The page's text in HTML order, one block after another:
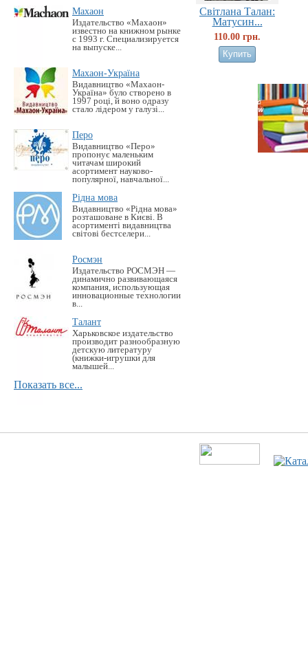
Махаон
Издательство «Махаон»
известно на книжном рынке
с 1993 г. Специализируется
на выпуске...
Махаон-Україна
Видавництво «Махаон-
Україна» було створено в
1997 році, й воно одразу
стало лідером у галузі...
Перо
Видавництво «Перо»
пропонує маленьким
читачам широкий
асортимент науково-
популярної, навчальної...
Рідна мова
Видавництво «Рідна мова»
розташоване в Києві. В
асортименті видавництва
світові бестселери...
Росмэн
Издательство РОСМЭН —
динамично развивающаяся
компания, использующая
инновационные технологии
в...
Талант
Харьковское издательство
производит разнообразную
детскую литературу
(книжки-игрушки для
малышей...
Показать все...
Світлана Талан:
Матусин...
110.00 грн.